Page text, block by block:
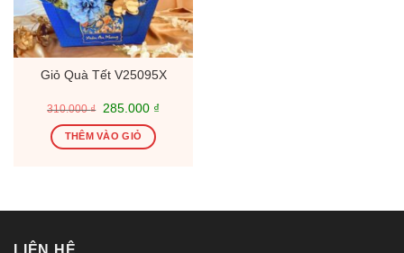
Giỏ Quà Tết V25095X
310.000₫
Giá
là:
310.000 ₫.
285.000 ₫Giá
THÊM VÀO GIỎ